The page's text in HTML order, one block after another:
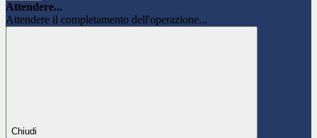
Attendere...
Attendere il completamento dell'operazione...
Chiudi